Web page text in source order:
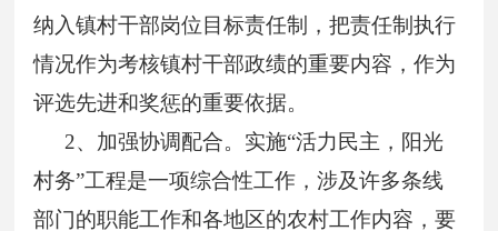
纳入镇村干部岗位目标责任制，把责任制执行
情况作为考核镇村干部政绩的重要内容，作为
评选先进和奖惩的重要依据。
2、加强协调配合。实施“活力民主，阳光
村务”工程是一项综合性工作，涉及许多条线
部门的职能工作和各地区的农村工作内容，要